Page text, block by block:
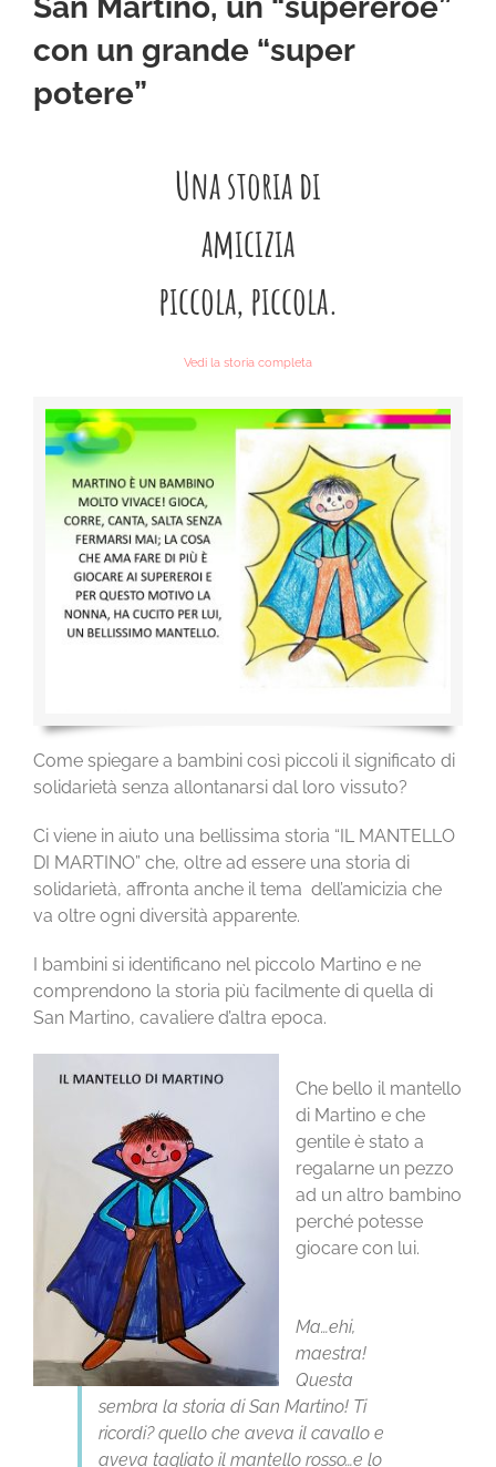
CHI SIAMO
LA SCUOLA E I SUOI AMBIENTI
NEWS
CONTATTI
con un grande “super
potere”
Una storia di
amicizia
piccola, piccola.
Vedi la storia completa
Come spiegare a bambini così piccoli il significato di
solidarietà senza allontanarsi dal loro vissuto?
Ci viene in aiuto una bellissima storia “IL MANTELLO
DI MARTINO” che, oltre ad essere una storia di
solidarietà, affronta anche il tema dell’amicizia che
va oltre ogni diversità apparente.
I bambini si identificano nel piccolo Martino e ne
comprendono la storia più facilmente di quella di
San Martino, cavaliere d’altra epoca.
Che bello il mantello
di Martino e che
gentile è stato a
regalarne un pezzo
ad un altro bambino
perché potesse
giocare con lui.
Ma…ehi,
maestra!
Questa
sembra la storia di San Martino! Ti
ricordi? quello che aveva il cavallo e
aveva tagliato il mantello rosso…e lo